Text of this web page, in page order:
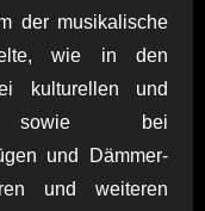
der musikalische
wie in den
kulturellen und
sowie bei
und Dämmer-
und weiteren